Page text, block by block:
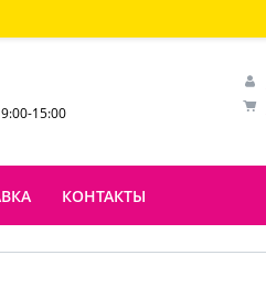
15:00
КОНТАКТЫ